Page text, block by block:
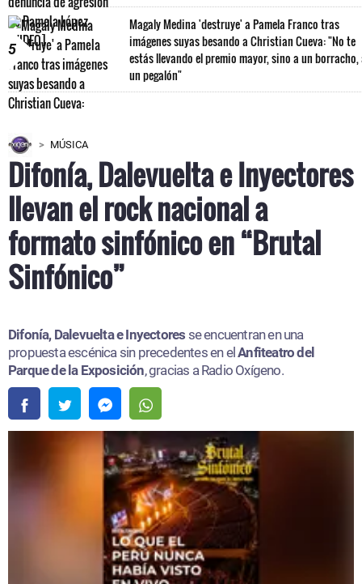
5
Magaly Medina 'destruye' a Pamela Franco tras
imágenes suyas besando a Christian Cueva: "No te
estás llevando el premio mayor, sino a un borracho,
un pegalón"
MÚSICA
Difonía, Dalevuelta e Inyectores
llevan el rock nacional a
formato sinfónico en “Brutal
Sinfónico”
Difonía, Dalevuelta e Inyectores se encuentran en una
propuesta escénica sin precedentes en elAnfiteatro del
Parque de la Exposición, gracias a Radio Oxígeno.